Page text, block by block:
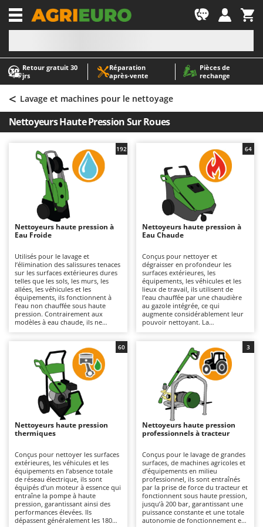
Retour gratuit 30
jrs
Réparation
après‑vente
Pièces de
rechange
-1
A
Abris de jardin
Accessoires pour tracteurs tondeuses autoportés
Aérateurs Scarificateurs pour gazon
Arracheuses de pommes de terre pour tracteur
Aspirateurs - Balais Électriques
Aspirateurs à cendres
Aspirateurs à feuilles sur roues
Aspirateurs de piscine
Aspirateurs Multifonctions
Atomiseurs agricoles pour tracteurs
Atomiseurs pour traitements
Autolaveuses
Autres produits
B
Balayeuses
Bancs de scie pour le bois - Scies à bûches
Barbecues
Bennes pour tracteur
Brosses pour sols extérieurs
Brouettes à moteur
Broyeurs à axe horizontal pour tracteur
Butteurs pour tracteur
C
Chargeurs de batterie - Démarreurs
Charrues pour tracteur
A
AgriEuro Premium
AgriEuro TOP-LINE
AGT
Aima
Airmec
AL-KO
ALA 2000
Alce
Alpina
Ama
Ambrogio Robot
Annovi Reverberi
ANTHBOT
Archman
Ardes
Argo
Ariete
Artus
Attila
Awelco
B
Baesso
Bahco
< Lavage et machines pour le nettoyage
Nettoyeurs Haute Pression Sur Roues
Nettoyeurs haute pression à
Eau Froide
Utilisés pour le lavage et
l’élimination des salissures tenaces
sur les surfaces extérieures dures
telles que les sols, les murs, les
allées, les véhicules et les
équipements, ils fonctionnent à
l’eau non chauffée sous haute
pression. Contrairement aux
modèles à eau chaude, ils ne
plus maniables et plus simples à
utiliser ; c’est pourquoi ils sont
également les plus répandus et les
plus vendus. Ils couvrent un large
éventail d’utilisations, du bricolage
à un usage professionnel. Leur
capacité de travail varie en
fonction de la pression (bar) et du
débit (L/min), deux paramètres qui
déterminent le rendement horaire
et l’efficacité du nettoyage. Ils
conviennent aux surfaces de taille
travaux allant des interventions
légères aux utilisations plus
intensives. Disponibles en version
monophasée 230 V, triphasée 400
V ou à batterie, ils sont équipés de
pompes axiales ou linéaires
dotées de têtes en plastique, en
aluminium ou en laiton. Ils sont
utilisés dans les domaines
192
Nettoyeurs haute pression à
Eau Chaude
Conçus pour nettoyer et
dégraisser en profondeur les
surfaces extérieures, les
équipements, les véhicules et les
lieux de travail, ils utilisent de
l’eau chauffée par une chaudière
au gazole intégrée, ce qui
augmente considérablement leur
pouvoir nettoyant. La
graisses, les huiles et les résidus
tenaces avec une efficacité
supérieure à celle des modèles à
eau froide. Adaptés aux surfaces
de taille moyenne à grande ainsi
qu’aux très grandes surfaces, ils
offrent des résultats
professionnels et conviennent
particulièrement aux ateliers, aux
exploitations agricoles, au secteur
du bâtiment et à l’industrie.
Disponibles en version
400 V, ils doivent être raccordés
au réseau électrique au moyen
d’un câble, dont la longueur
détermine leur rayon d’action. Ils
sont équipés de pompes axiales
ou linéaires dotées de têtes en
aluminium ou en laiton, conçues
pour résister aux contraintes
élevées. Il est recommandé de
64
Nettoyeurs haute pression
thermiques
Conçus pour nettoyer les surfaces
extérieures, les véhicules et les
équipements en l’absence totale
de réseau électrique, ils sont
équipés d’un moteur à essence qui
entraîne la pompe à haute
pression, garantissant ainsi des
performances élevées. Ils
dépassent généralement les 180
60
Nettoyeurs haute pression
professionnels à tracteur
Conçus pour le lavage de grandes
surfaces, de machines agricoles et
d’équipements en milieu
professionnel, ils sont entraînés
par la prise de force du tracteur et
fonctionnent sous haute pression,
jusqu’à 200 bar, garantissant une
puissance constante et une totale
autonomie de fonctionnement en
3